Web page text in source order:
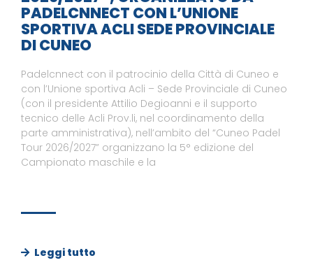
PADELCNNECT CON L’UNIONE
SPORTIVA ACLI SEDE PROVINCIALE
DI CUNEO
Padelcnnect con il patrocinio della Città di Cuneo e
con l’Unione sportiva Acli – Sede Provinciale di Cuneo
(con il presidente Attilio Degioanni e il supporto
tecnico delle Acli Prov.li, nel coordinamento della
parte amministrativa), nell’ambito del “Cuneo Padel
Tour 2026/2027” organizzano la 5° edizione del
Campionato maschile e la
Leggi tutto